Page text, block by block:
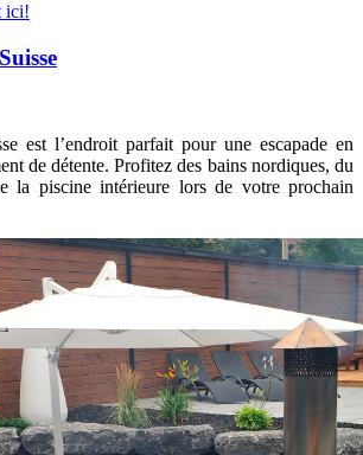
ici!
est l’endroit parfait pour une escapade en
de détente. Profitez des bains nordiques, du
la piscine intérieure lors de votre prochain